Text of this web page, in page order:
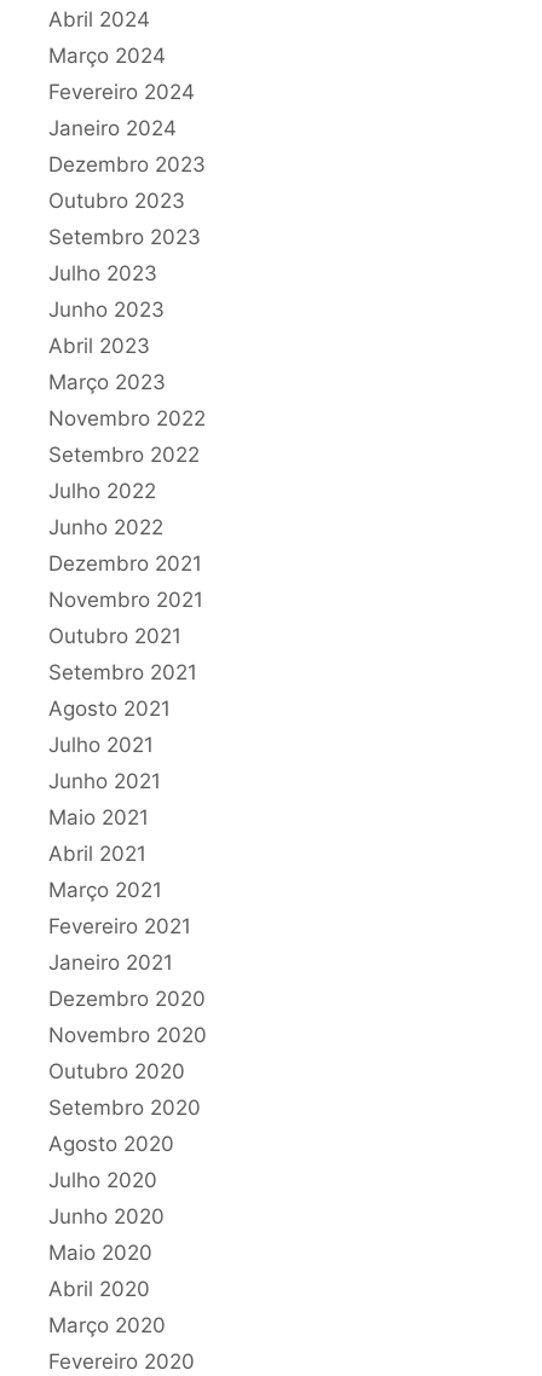
Abril 2024
Março 2024
Fevereiro 2024
Janeiro 2024
Dezembro 2023
Outubro 2023
Setembro 2023
Julho 2023
Junho 2023
Abril 2023
Março 2023
Novembro 2022
Setembro 2022
Julho 2022
Junho 2022
Dezembro 2021
Novembro 2021
Outubro 2021
Setembro 2021
Agosto 2021
Julho 2021
Junho 2021
Maio 2021
Abril 2021
Março 2021
Fevereiro 2021
Janeiro 2021
Dezembro 2020
Novembro 2020
Outubro 2020
Setembro 2020
Agosto 2020
Julho 2020
Junho 2020
Maio 2020
Abril 2020
Março 2020
Fevereiro 2020